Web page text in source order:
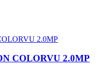
COLORVU 2.0MP